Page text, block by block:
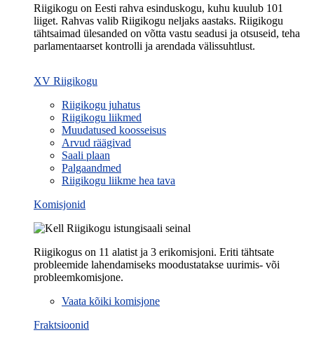
Riigikogu on Eesti rahva esinduskogu, kuhu kuulub 101
liiget. Rahvas valib Riigikogu neljaks aastaks. Riigikogu
tähtsaimad ülesanded on võtta vastu seadusi ja otsuseid, teha
parlamentaarset kontrolli ja arendada välissuhtlust.
XV Riigikogu
Riigikogu juhatus
Riigikogu liikmed
Muudatused koosseisus
Arvud räägivad
Saali plaan
Palgaandmed
Riigikogu liikme hea tava
Komisjonid
Riigikogus on 11 alatist ja 3 erikomisjoni. Eriti tähtsate
probleemide lahendamiseks moodustatakse uurimis- või
probleemkomisjone.
Vaata kõiki komisjone
Fraktsioonid